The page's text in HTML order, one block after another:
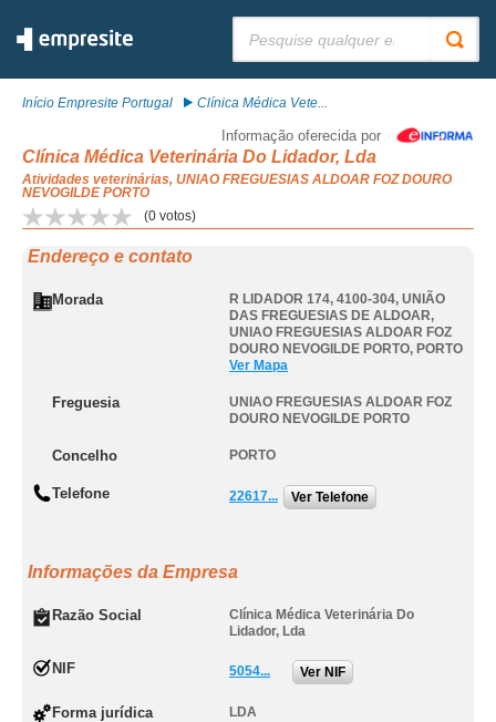
Início Empresite Portugal Clínica Médica Vete...
Informação oferecida por
Clínica Médica Veterinária Do Lidador, Lda
Atividades veterinárias, UNIAO FREGUESIAS ALDOAR FOZ DOURO
NEVOGILDE PORTO
(0 votos)
Endereço e contato
Morada
R LIDADOR 174, 4100-304, UNIÃO
DAS FREGUESIAS DE ALDOAR,
UNIAO FREGUESIAS ALDOAR FOZ
DOURO NEVOGILDE PORTO, PORTO
Ver Mapa
Freguesia
UNIAO FREGUESIAS ALDOAR FOZ
DOURO NEVOGILDE PORTO
Concelho PORTO
Telefone 22617... Ver Telefone
Informações da Empresa
Razão Social
Clínica Médica Veterinária Do
Lidador, Lda
NIF 5054... Ver NIF
Forma jurídica LDA